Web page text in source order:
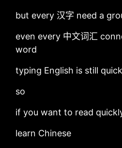
but every 汉字 need a
even every 中文词汇
word
typing English is still
so
if you want to read
learn Chinese